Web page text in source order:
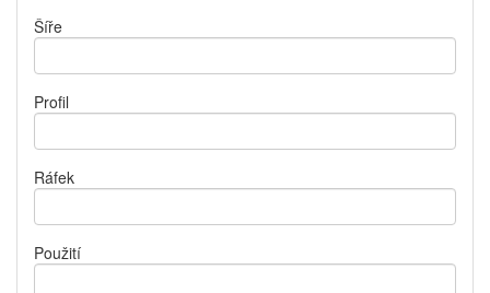
Šíře
Profil
Ráfek
Použití